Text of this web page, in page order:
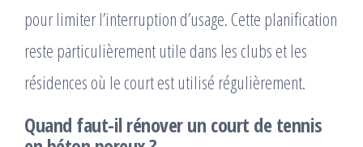
pour limiter l’interruption d’usage. Cette planification
reste particulièrement utile dans les clubs et les
résidences où le court est utilisé régulièrement.
Quand faut-il rénover un court de tennis